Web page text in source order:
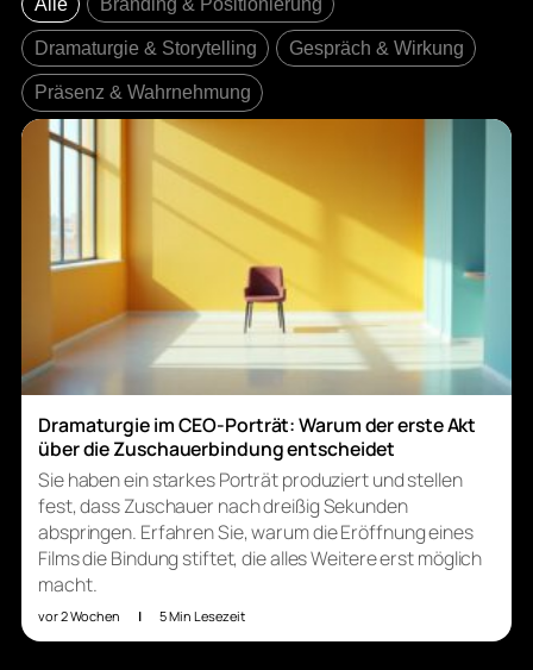
Dramaturgie & Storytelling Gespräch & Wirkung
Präsenz & Wahrnehmung
Dramaturgie im CEO-Porträt: Warum der erste Akt
über die Zuschauerbindung entscheidet
Sie haben ein starkes Porträt produziert und stellen
fest, dass Zuschauer nach dreißig Sekunden
abspringen. Erfahren Sie, warum die Eröffnung eines
Films die Bindung stiftet, die alles Weitere erst möglich
macht.
vor 2 Wochen | 5 Min Lesezeit